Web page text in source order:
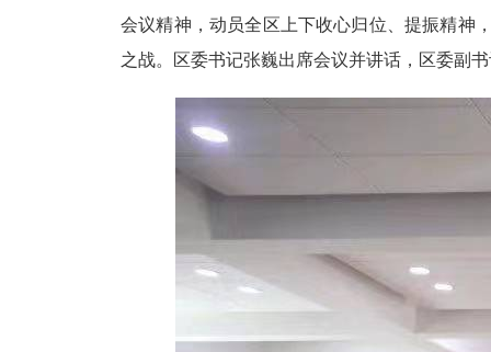
会议精神，动员全区上下收心归位、提振精神
之战。区委书记张巍出席会议并讲话，区委副